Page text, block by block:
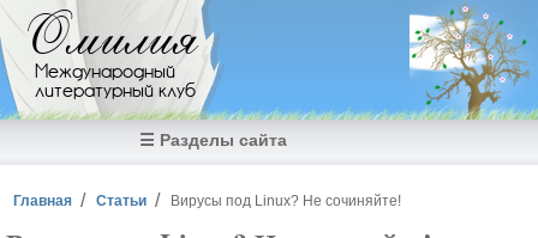
Перейти к основному содержанию
Омилия
Международный
литературный клуб
☰ Разделы сайта
Вы здесь
Главная Статьи Вирусы под Linux? Не сочиняйте!